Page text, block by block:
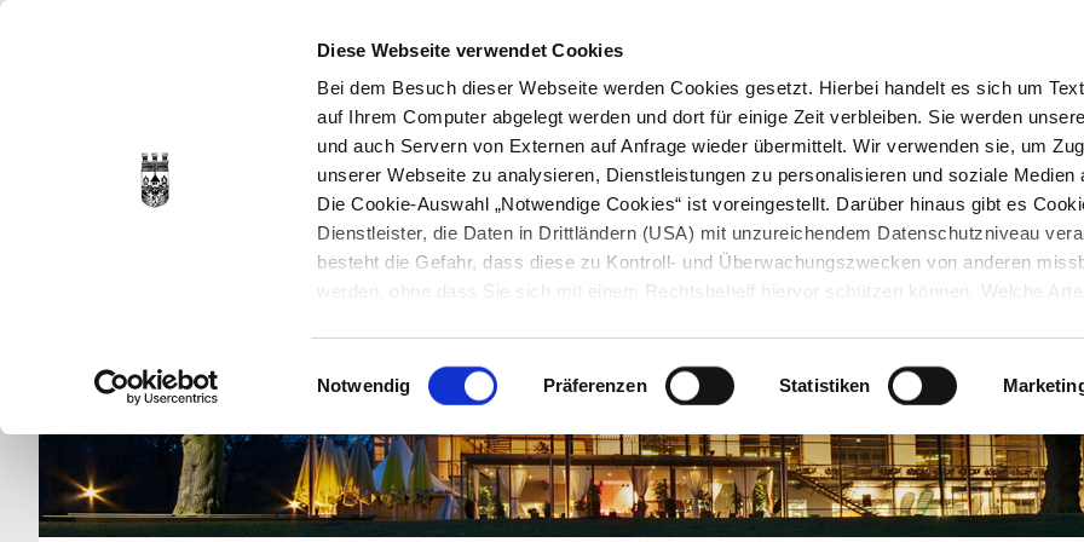
Diese Webseite verwendet Cookies
Bei dem Besuch dieser Webseite werden Cookies gesetzt. Hierbei handelt es sich um
auf Ihrem Computer abgelegt werden und dort für einige Zeit verbleiben. Sie werden
und auch Servern von Externen auf Anfrage wieder übermittelt. Wir verwenden sie, um
unserer Webseite zu analysieren, Dienstleistungen zu personalisieren und soziale Medien
Die Cookie-Auswahl „Notwendige Cookies“ ist voreingestellt. Darüber hinaus gibt es
Dienstleister, die Daten in Drittländern (USA) mit unzureichendem Datenschutzniveau
besteht die Gefahr, dass diese zu Kontroll- und Überwachungszwecken von anderen
werden, ohne dass Sie sich mit einem Rechtsbehelf hiervor schützen können. Welche
Datenschutzerklärung
entnehmen. Die von Ihnen getroffene Auswahl der gewünschten
jederzeit mit Wirkung für die Zukunft angepasst oder
werden.
Einwilligungsauswahl
Notwendig Präferenzen Statistiken
STARTSEITE